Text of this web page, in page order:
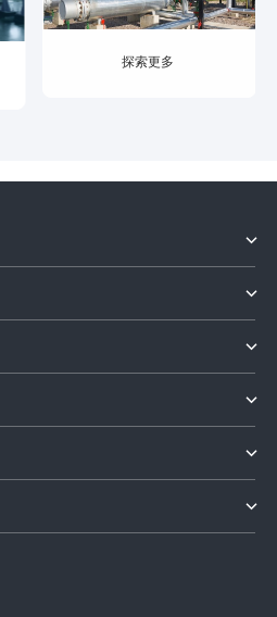
项目
氯化石蜡
项目
探索更多